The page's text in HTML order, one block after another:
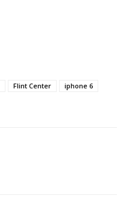
Flint Center
iphone 6